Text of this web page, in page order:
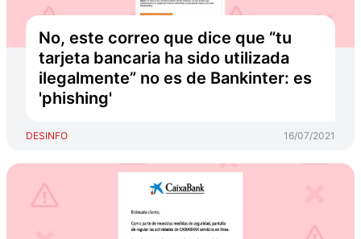
No, este correo que dice que “tu
tarjeta bancaria ha sido utilizada
ilegalmente” no es de Bankinter: es
'phishing'
DESINFO 16/07/2021